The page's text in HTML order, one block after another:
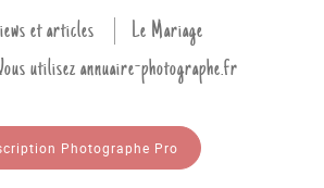
et articles
Le Mariage
utilisez annuaire-photographe.fr
Photographe Pro